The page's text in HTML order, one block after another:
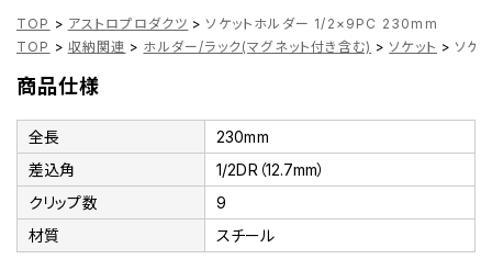
TOP > アストロプロダクツ > ソケットホルダー 1/2×9PC 230mm
TOP > 収納関連 > ホルダー/ラック(マグネット付き含む) > ソケット > ソケ
商品仕様
全長
230mm
差込角
1/2DR（12.7mm）
クリップ数
9
材質
スチール